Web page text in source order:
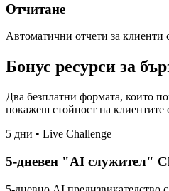
Отчитане
Автоматични отчети за клиенти
Бонус ресурси за
Два безплатни формата, които
покажеш стойност на
5 дни • Live Challenge
5-дневен "AI служител"